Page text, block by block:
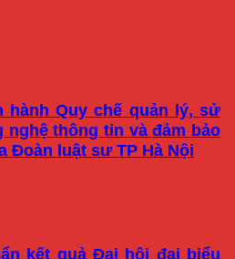
hành Quy chế quản lý, sử
nghệ thông tin và đảm bảo
Đoàn luật sư TP Hà Nội
kết quả Đại hội đại biểu